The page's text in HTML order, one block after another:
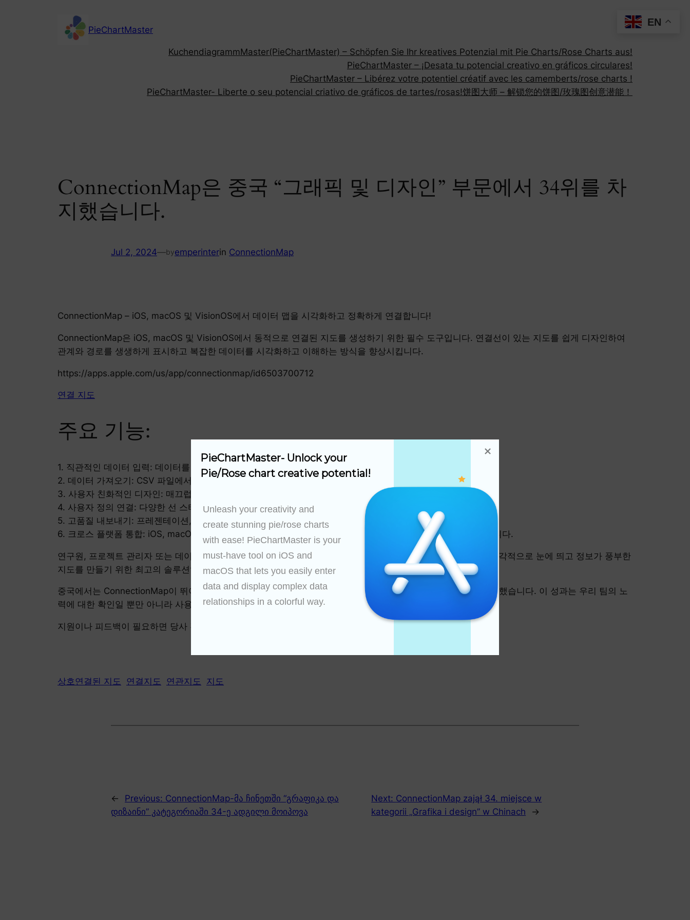
PieChartMaster
KuchendiagrammMaster(PieChartMaster) – Schöpfen Sie Ihr kreatives Potenzial mit Pie Charts/Rose Charts aus!
PieChartMaster – ¡Desata tu potencial creativo en gráficos circulares!
PieChartMaster – Libérez votre potentiel créatif avec les camemberts/rose charts !
PieChartMaster- Liberte o seu potencial criativo de gráficos de tartes/rosas!饼图大师 – 解锁您的饼图/玫瑰图创意潜能！
ConnectionMap은 중국 “그래픽 및 디자인” 부문에서 34위를 차
지했습니다.
Jul 2, 2024—byemperinterin ConnectionMap
ConnectionMap – iOS, macOS 및 VisionOS에서 데이터 맵을 시각화하고 정확하게 연결합니다!
ConnectionMap은 iOS, macOS 및 VisionOS에서 동적으로 연결된 지도를 생성하기 위한 필수 도구입니다. 연결선이 있는 지도를 쉽게 디자인하여
관계와 경로를 생생하게 표시하고 복잡한 데이터를 시각화하고 이해하는 방식을 향상시킵니다.
https://apps.apple.com/us/app/connectionmap/id6503700712
연결 지도
주요 기능:
1. 직관적인 데이터 입력: 데이터를 빠르고 쉽게 입력하여 연결선이 있는 맞춤형 지도를 만들 수 있습니다.
2. 데이터 가져오기: CSV 파일에서 데이터를 원활하게 가져와 연결된 지도를 즉시 생성합니다.
3. 사용자 친화적인 디자인: 매끄럽고 직관적인 인터페이스로 상세한 지도를 쉽고 즐겁게 만들 수 있습니다.
4. 사용자 정의 연결: 다양한 선 스타일과 색상 중에서 선택하여 다양한 유형의 연결을 명확하게 나타냅니다.
5. 고품질 내보내기: 프레젠테이션, 보고 및 공유에 적합한 고해상도로 지도를 내보냅니다.
6. 크로스 플랫폼 통합: iOS, macOS 및 VisionOS에 최적화되어 모든 장치에서 일관되고 효율적인 경험을 보장합니다.
연구원, 프로젝트 관리자 또는 데이터 연결에 대한 명확한 그림이 필요한 사람이라면 누구나 ConnectionMap은 시각적으로 눈에 띄고 정보가 풍부한
지도를 만들기 위한 최고의 솔루션입니다. 지금 다운로드하여 데이터 시각화를 한 단계 더 발전시키세요!
중국에서는 ConnectionMap이 뛰어난 기능성과 사용자 경험을 인정받아 ‘그래픽 및 디자인’ 부문에서 34위를 차지했습니다. 이 성과는 우리 팀의 노
력에 대한 확인일 뿐만 아니라 사용자의 신뢰와 지원에 대한 최고의 증거이기도 합니다.
지원이나 피드백이 필요하면 당사 전담팀에 문의하세요. 우리는 귀하의 의견을 소중하게 생각합니다!
상호연결된 지도 연결지도 연관지도 지도
← Previous: ConnectionMap-მა ჩინეთში “გრაფიკა და
დიზაინი” კატეგორიაში 34-ე ადგილი მოიპოვა
Next: ConnectionMap zajął 34. miejsce w
kategorii „Grafika i design” w Chinach
→
PieChartMaster- Unlock your
Pie/Rose chart creative potential!
Unleash your creativity and
create stunning pie/rose charts
with ease! PieChartMaster is your
must-have tool on iOS and
macOS that lets you easily enter
data and display complex data
relationships in a colorful way.
EN